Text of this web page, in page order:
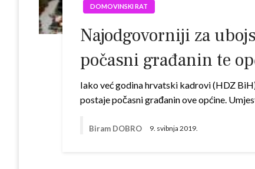
DOMOVINSKI RAT
Najodgovorniji za
počasni građanin te
Iako već godina hrvatski kadrovi (HDZ
postaje počasni građanin ove općine.
Biram DOBRO 9. svibnja 2019.